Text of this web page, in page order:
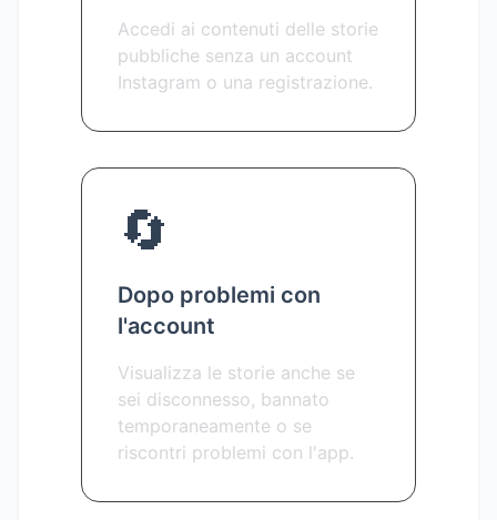
Accedi ai contenuti delle storie
pubbliche senza un account
Instagram o una registrazione.
🔄
Dopo problemi con
l'account
Visualizza le storie anche se
sei disconnesso, bannato
temporaneamente o se
riscontri problemi con l'app.